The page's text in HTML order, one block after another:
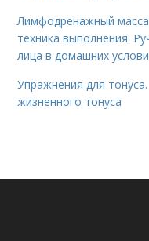
Лимфодренажный
техника выполнения.
лица в домашних
Упражнения для
жизненного тонуса